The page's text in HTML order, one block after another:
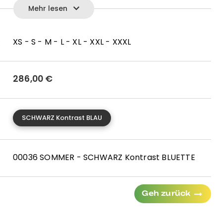
der Taille
Italien, YKK ® Reißverschluss
Mehr lesen
XS - S - M - L - XL - XXL - XXXL
286,00 €
SCHWARZ Kontrast BLAU
00036 SOMMER - SCHWARZ Kontrast BLUETTE
Geh zurück